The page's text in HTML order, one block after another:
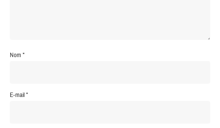
Nom*
E-mail*